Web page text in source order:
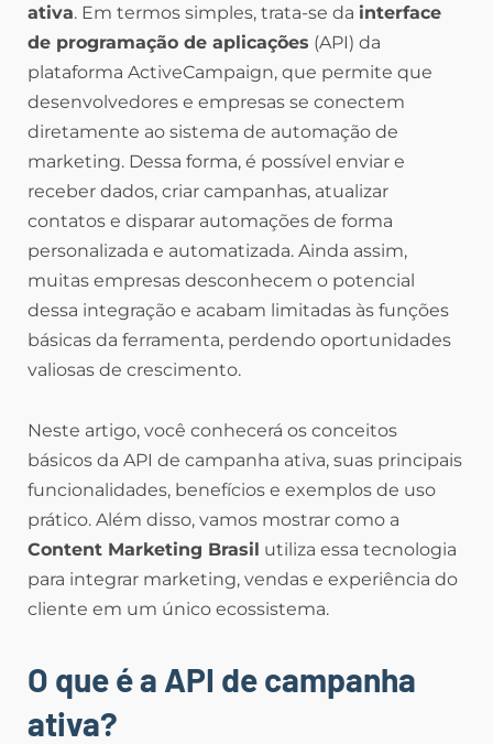
ativa. Em termos simples, trata-se da interface
de programação de aplicações (API) da
plataforma ActiveCampaign, que permite que
desenvolvedores e empresas se conectem
diretamente ao sistema de automação de
marketing. Dessa forma, é possível enviar e
receber dados, criar campanhas, atualizar
contatos e disparar automações de forma
personalizada e automatizada. Ainda assim,
muitas empresas desconhecem o potencial
dessa integração e acabam limitadas às funções
básicas da ferramenta, perdendo oportunidades
valiosas de crescimento.
Neste artigo, você conhecerá os conceitos
básicos da API de campanha ativa, suas principais
funcionalidades, benefícios e exemplos de uso
prático. Além disso, vamos mostrar como a
Content Marketing Brasil utiliza essa tecnologia
para integrar marketing, vendas e experiência do
cliente em um único ecossistema.
O que é a API de campanha
ativa?